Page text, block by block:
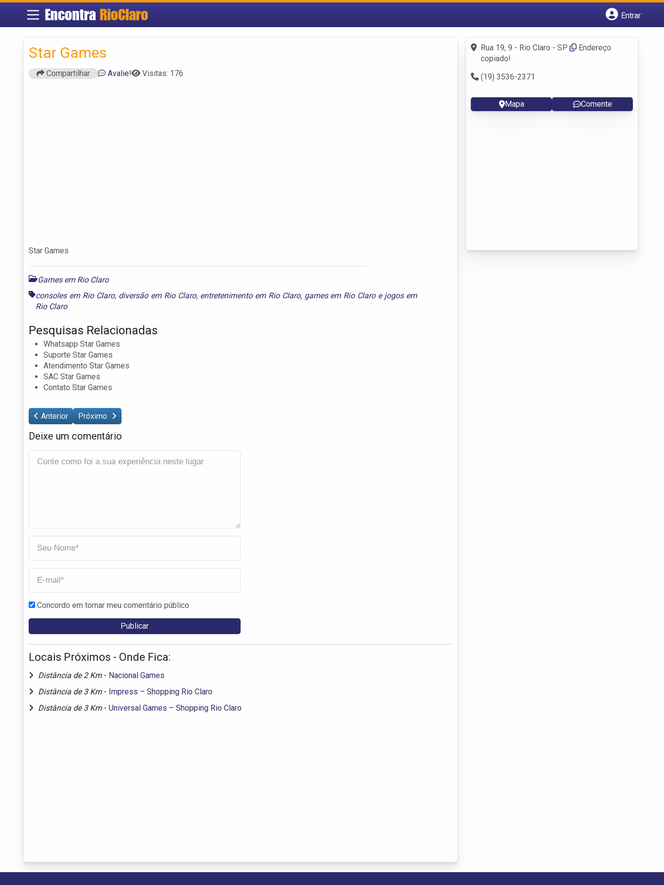
Encontra RioClaro
Entrar
Fazer login
Criar conta
Star Games
Compartilhar Avalie! Visitas: 176
Star Games
Games em Rio Claro
consoles em Rio Claro, diversão em Rio Claro, entretenimento em Rio Claro, games em Rio Claroe jogos em
Rio Claro
Pesquisas Relacionadas
Whatsapp Star Games
Suporte Star Games
Atendimento Star Games
SAC Star Games
Contato Star Games
Anterior Próximo
Deixe um comentário
Concordo em tornar meu comentário público
Locais Próximos - Onde Fica:
Distância de 2 Km - Nacional Games
Distância de 3 Km - Impress – Shopping Rio Claro
Distância de 3 Km - Universal Games – Shopping Rio Claro
Rua 19, 9 - Rio Claro - SP
Endereço
copiado!
(19) 3536-2371
Mapa Comente